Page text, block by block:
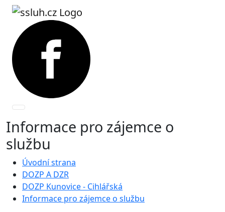
Informace pro zájemce o
službu
Úvodní strana
DOZP A DZR
DOZP Kunovice - Cihlářská
Informace pro zájemce o službu